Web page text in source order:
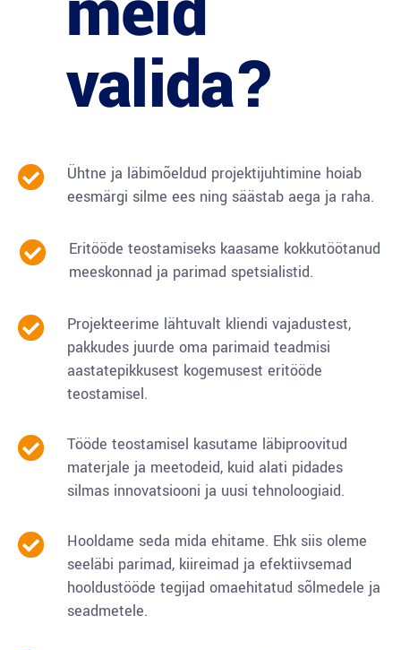
valida?
Ühtne ja läbimõeldud projektijuhtimine hoiab
eesmärgi silme ees ning säästab aega ja raha.
Eritööde teostamiseks kaasame kokkutöötanud
meeskonnad ja parimad spetsialistid.
Projekteerime lähtuvalt kliendi vajadustest,
pakkudes juurde oma parimaid teadmisi
aastatepikkusest kogemusest eritööde
teostamisel.
Tööde teostamisel kasutame läbiproovitud
materjale ja meetodeid, kuid alati pidades
silmas innovatsiooni ja uusi tehnoloogiaid.
Hooldame seda mida ehitame. Ehk siis oleme
seeläbi parimad, kiireimad ja efektiivsemad
hooldustööde tegijad omaehitatud sõlmedele ja
seadmetele.